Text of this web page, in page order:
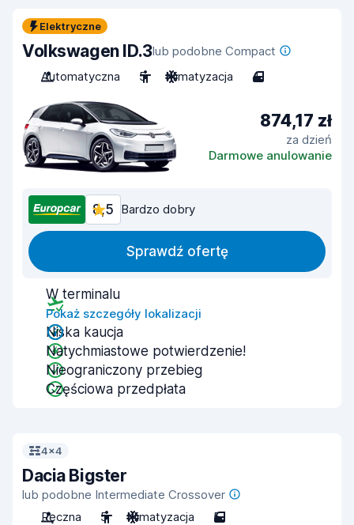
Elektryczne
Volkswagen ID.3lub podobne Compact
Automatyczna
5 Klimatyzacja 4
874,17 zł
za dzień
Darmowe anulowanie
8,5 Bardzo dobry
Sprawdź ofertę
W terminalu
Pokaż szczegóły lokalizacji
Niska kaucja
Natychmiastowe potwierdzenie!
Nieograniczony przebieg
Częściowa przedpłata
4x4
Dacia Bigster
lub podobne Intermediate Crossover
Ręczna
5 Klimatyzacja 5